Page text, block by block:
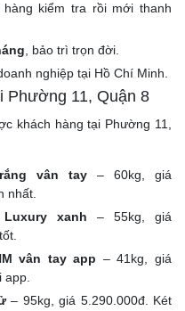
kiểm tra rồi mới thanh
, bảo trì trọn đời.
nghiệp tại Hồ Chí Minh.
Phường 11, Quận 8
khách hàng tại Phường 11,
vân tay – 60kg, giá
nhất.
xanh – 55kg, giá
vân tay app – 41kg, giá
– 95kg, giá 5.290.000đ. Két